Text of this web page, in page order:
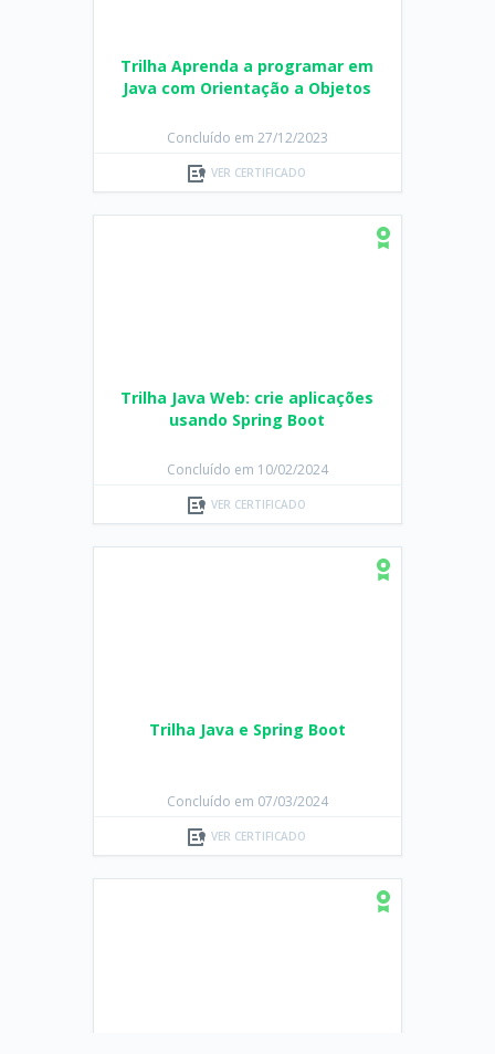
Trilha Aprenda a programar em
Java com Orientação a Objetos
Concluído em 27/12/2023
VER CERTIFICADO
Trilha Java Web: crie aplicações
usando Spring Boot
Concluído em 10/02/2024
VER CERTIFICADO
Trilha Java e Spring Boot
Concluído em 07/03/2024
VER CERTIFICADO